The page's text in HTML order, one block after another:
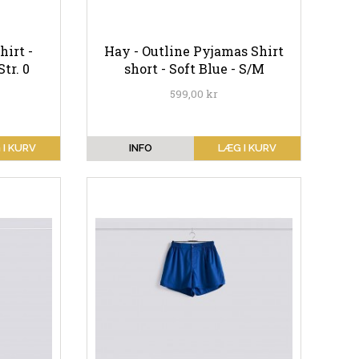
-
0
KURV
Hay - Outline Pyjamas Shirt
short - Soft Blue - S/M
599,00 kr
LÆG I KURV
INFO